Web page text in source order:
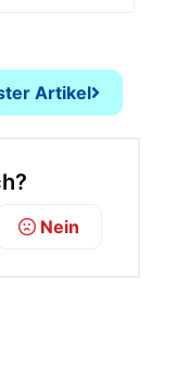
Artikel
Nein